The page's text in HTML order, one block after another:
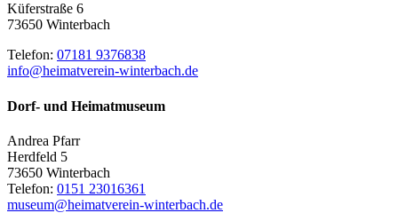
Küferstraße 6
73650 Winterbach
Telefon: 07181 9376838
info@heimatverein-winterbach.de
Dorf- und Heimatmuseum
Andrea Pfarr
Herdfeld 5
73650 Winterbach
Telefon: 0151 23016361
museum@heimatverein-winterbach.de